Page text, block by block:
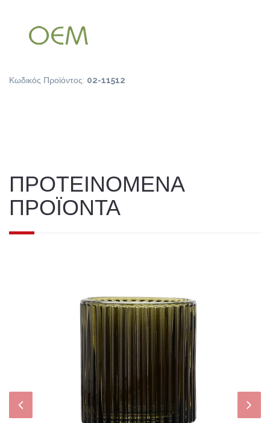
Κωδικός Προϊόντος: 02-11512
ΠΡΟΤΕΙΝΟΜΕΝΑ
ΠΡΟΪΟΝΤΑ